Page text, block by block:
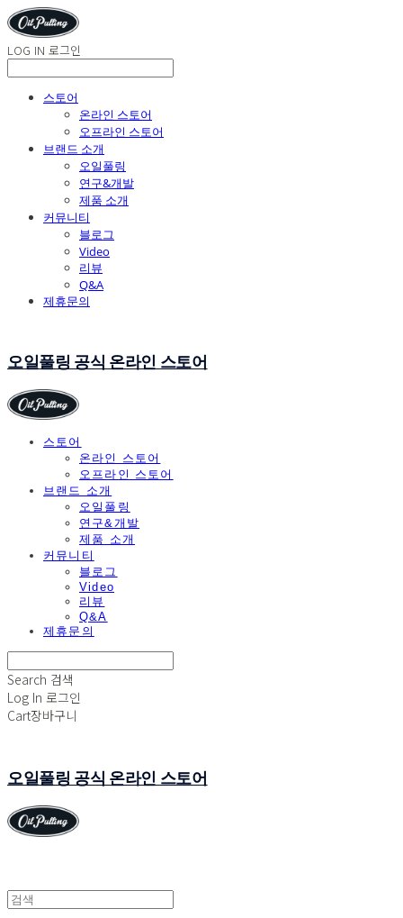
LOG IN 로그인
스토어
온라인 스토어
오프라인 스토어
브랜드 소개
오일풀링
연구&개발
제품 소개
커뮤니티
블로그
Video
리뷰
Q&A
제휴문의
오일풀링 공식 온라인 스토어
스토어
온라인 스토어
오프라인 스토어
브랜드 소개
오일풀링
연구&개발
제품 소개
커뮤니티
블로그
Video
리뷰
Q&A
제휴문의
Search 검색
Log In 로그인
Cart장바구니
오일풀링 공식 온라인 스토어